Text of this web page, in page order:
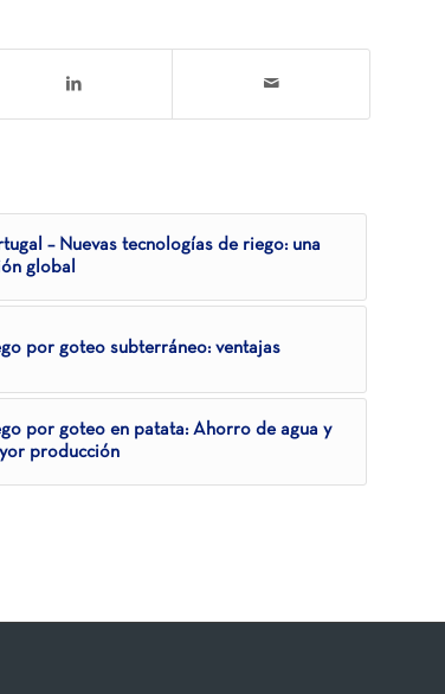
– Nuevas tecnologías de riego: una
global
por goteo subterráneo: ventajas
por goteo en patata: Ahorro de agua y
producción